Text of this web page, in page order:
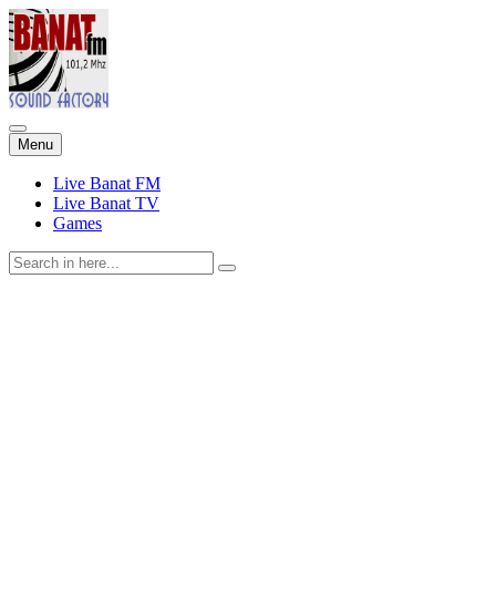
Menu Skip
to
content
Live Banat FM
Live Banat TV
Games
Search
for: